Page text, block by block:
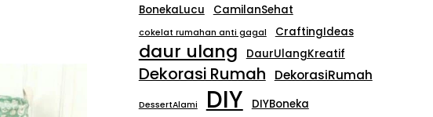
BonekaLucu CamilanSehat
cokelat rumahan anti gagal CraftingIdeas
daur ulang DaurUlangKreatif
Dekorasi Rumah DekorasiRumah
DessertAlami DIY
DIYBoneka